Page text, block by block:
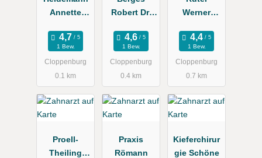
Annette
Zahnheilkun
de, Zeitner
Karin Praxis
für
Zahnheilkun
de
1 Bew.
Cloppenburg
0.1 km
Robert Dr.
Oralchirurgi
e
Implantologi
e
1 Bew.
Cloppenburg
0.4 km
Werner
1 Bew.
Cloppenburg
0.7 km
Proell-
Theiling
Praxis
Römann
Kieferchirur
gie Schöne